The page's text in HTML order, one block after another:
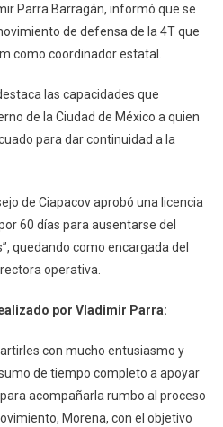
Vladimir
Parra
A
De
Sheimbaum
Parra Barragán, informó que se
de defensa de la 4T que
como coordinador estatal.
las capacidades que
de la Ciudad de México a quien
para dar continuidad a la
de Ciapacov aprobó una licencia
60 días para ausentarse del
quedando como encargada del
operativa.
por Vladimir Parra:
con mucho entusiasmo y
de tiempo completo a apoyar
acompañarla rumbo al proceso
Morena, con el objetivo